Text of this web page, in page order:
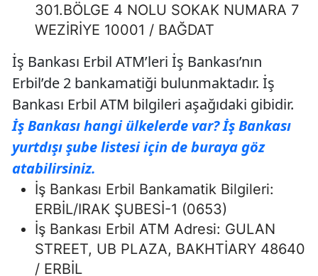
301.BÖLGE 4 NOLU SOKAK NUMARA 7
WEZİRİYE 10001 / BAĞDAT
İş Bankası Erbil ATM’leri İş Bankası’nın
Erbil’de 2 bankamatiği bulunmaktadır. İş
Bankası Erbil ATM bilgileri aşağıdaki gibidir.
İş Bankası hangi ülkelerde var? İş Bankası
yurtdışı şube listesi için de buraya göz
atabilirsiniz.
İş Bankası Erbil Bankamatik Bilgileri:
ERBİL/IRAK ŞUBESİ-1 (0653)
İş Bankası Erbil ATM Adresi: GULAN
STREET, UB PLAZA, BAKHTİARY 48640
/ ERBİL